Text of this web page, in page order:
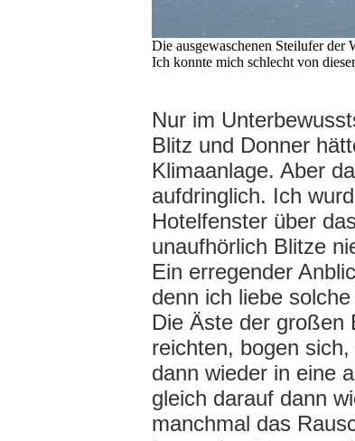
Die ausgewaschenen Steilufer der
Ich konnte mich schlecht von
Nur im
Blitz und Donner
Klimaanlage. Aber
aufdringlich. Ich
Hotelfenster über
unaufhörlich Blitze
Ein erregender
denn ich liebe
Die Äste der großen
reichten, bogen
dann wieder in eine
gleich darauf dann
manchmal das